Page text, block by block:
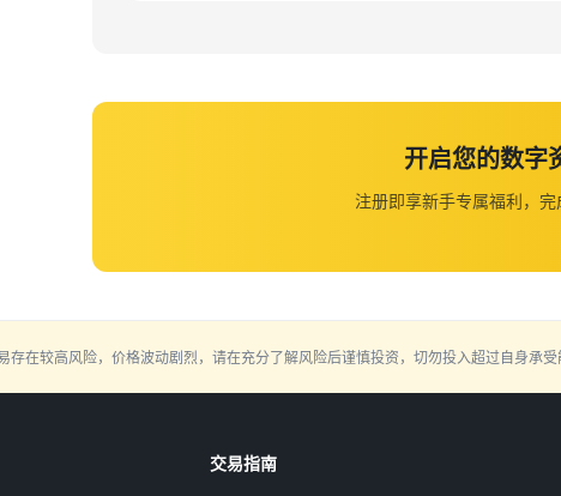
开启您的数字
注册即享新手专属福利，
存在较高风险，价格波动剧烈，请在充分了解风险后谨慎投资，切勿投入超过自身承受
交易指南